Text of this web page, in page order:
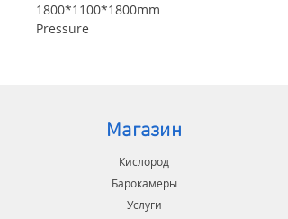
1800*1100*1800mm
Pressure
Transparent Door: Material:
8mm±0.2 Polycarbonate
Door Size(L*H)
500mm*1160mm
Магазин
Кислород
Барокамеры
Услуги